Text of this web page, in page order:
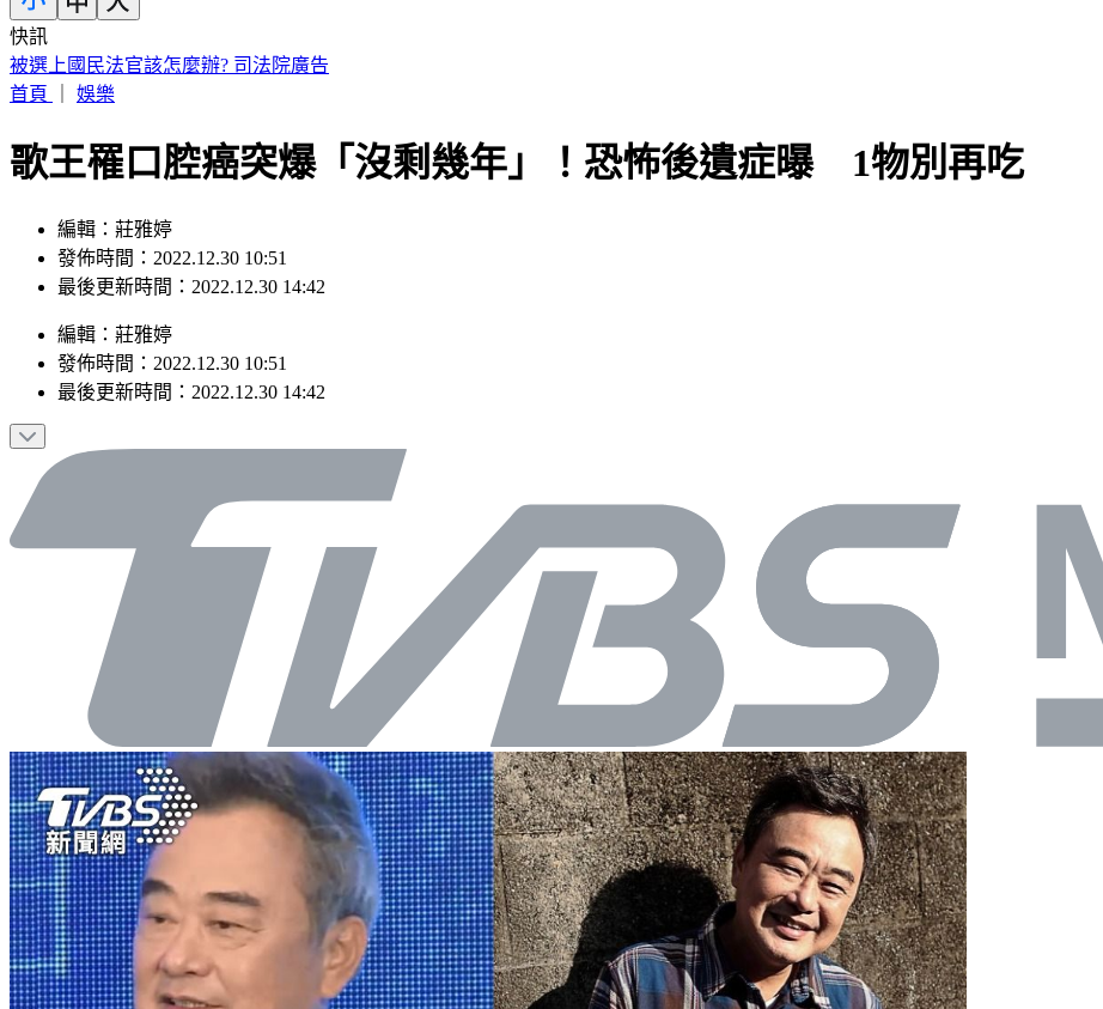
快訊
被選上國民法官該怎麼辦? 司法院廣告
首頁
娛樂
歌王罹口腔癌突爆「沒剩幾年」！恐怖後遺症曝 1物別再吃
編輯：莊雅婷
發佈時間：2022.12.30 10:51
最後更新時間：2022.12.30 14:42
編輯 ： 莊雅婷
發佈時間： 2022.12.30 10:51
最後更新時間： 2022.12.30 14:42